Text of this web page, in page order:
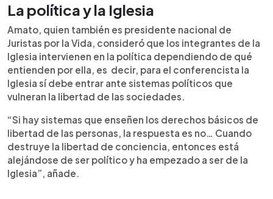
La política y la Iglesia
Amato, quien también es presidente nacional de
Juristas por la Vida, consideró que los integrantes de la
Iglesia intervienen en la política dependiendo de qué
entienden por ella, es decir, para el conferencista la
Iglesia sí debe entrar ante sistemas políticos que
vulneran la libertad de las sociedades.
“Si hay sistemas que enseñen los derechos básicos de
libertad de las personas, la respuesta es no… Cuando
destruye la libertad de conciencia, entonces está
alejándose de ser político y ha empezado a ser de la
Iglesia”, añade.